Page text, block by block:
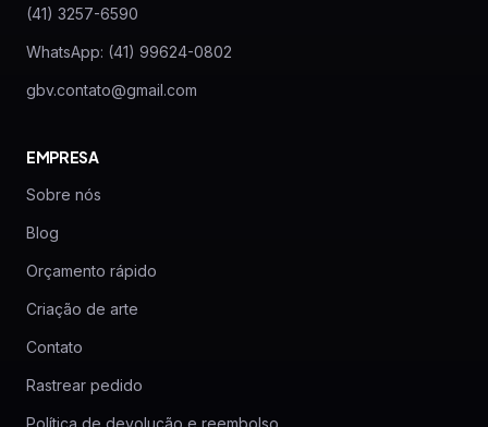
(41) 3257-6590
WhatsApp: (41) 99624-0802
gbv.contato@gmail.com
EMPRESA
Sobre nós
Blog
Orçamento rápido
Criação de arte
Contato
Rastrear pedido
Política de devolução e reembolso